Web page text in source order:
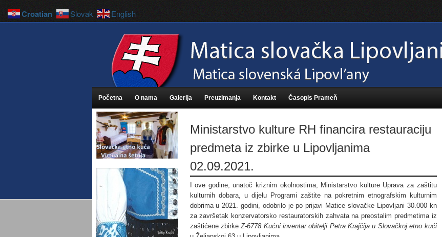
Početna O nama Galerija Preuzimanja Kontakt Časopis Prameň
Ministarstvo kulture RH financira restauraciju
predmeta iz zbirke u Lipovljanima
02.09.2021.
I ove godine, unatoč kriznim okolnostima, Ministarstvo kulture Uprava za zaštitu
kulturnih dobara, u dijelu Programi zaštite na pokretnim etnografskim kulturnim
dobrima u 2021. godini, odobrilo je po prijavi Matice slovačke Lipovljani 30.000 kn
za završetak konzervatorsko restauratorskih zahvata na preostalim predmetima iz
zaštićene zbirkeZ-6778 Kućni inventar obitelji Petra Krajčija u Slovačkoj etno kući
Croatian Slovak English